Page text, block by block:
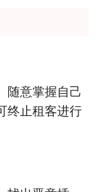
随意掌握自己
终止租客进行